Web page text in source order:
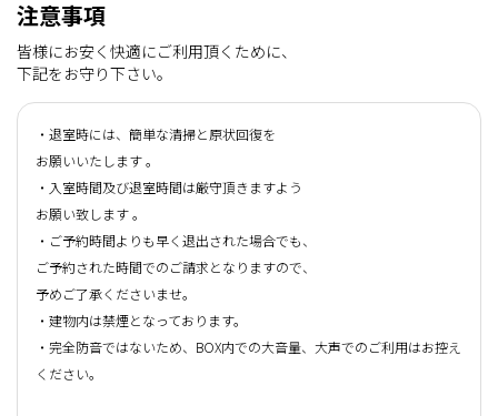
注意事項
皆様にお安く快適にご利用頂くために、
下記をお守り下さい。
・退室時には、簡単な清掃と原状回復を
お願いいたします 。
・入室時間及び退室時間は厳守頂きますよう
お願い致します 。
・ご予約時間よりも早く退出された場合でも、
ご予約された時間でのご請求となりますので、
予めご了承くださいませ。
・建物内は禁煙となっております。
・完全防音ではないため、BOX内での大音量、大声でのご利用はお控え
ください。